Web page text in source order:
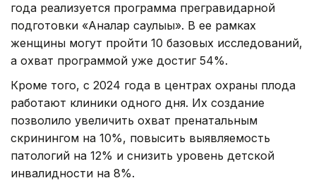
года реализуется программа прегравидарной
подготовки «Аналар саулығы». В ее рамках
женщины могут пройти 10 базовых исследований,
а охват программой уже достиг 54%.
Кроме того, с 2024 года в центрах охраны плода
работают клиники одного дня. Их создание
позволило увеличить охват пренатальным
скринингом на 10%, повысить выявляемость
патологий на 12% и снизить уровень детской
инвалидности на 8%.